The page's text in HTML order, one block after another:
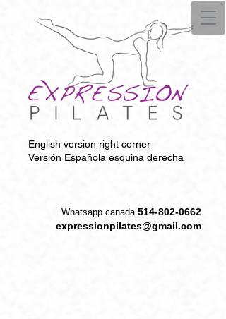
English version right corner
Versión Española esquina derecha
Whatsapp canada 514-802-0662
expressionpilates@gmail.com